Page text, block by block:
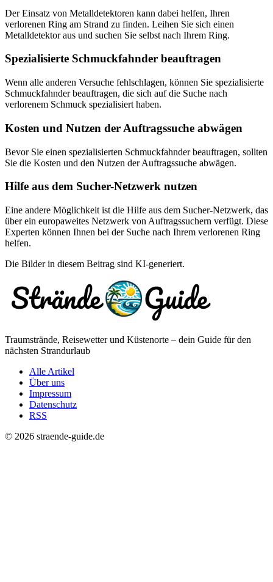
Der Einsatz von Metalldetektoren kann dabei helfen, Ihren
verlorenen Ring am Strand zu finden. Leihen Sie sich einen
Metalldetektor aus und suchen Sie selbst nach Ihrem Ring.
Spezialisierte Schmuckfahnder beauftragen
Wenn alle anderen Versuche fehlschlagen, können Sie spezialisierte
Schmuckfahnder beauftragen, die sich auf die Suche nach
verlorenem Schmuck spezialisiert haben.
Kosten und Nutzen der Auftragssuche abwägen
Bevor Sie einen spezialisierten Schmuckfahnder beauftragen, sollten
Sie die Kosten und den Nutzen der Auftragssuche abwägen.
Hilfe aus dem Sucher-Netzwerk nutzen
Eine andere Möglichkeit ist die Hilfe aus dem Sucher-Netzwerk, das
über ein europaweites Netzwerk von Auftragssuchern verfügt. Diese
Experten können Ihnen bei der Suche nach Ihrem verlorenen Ring
helfen.
Die Bilder in diesem Beitrag sind KI-generiert.
Traumstrände, Reisewetter und Küstenorte – dein Guide für den
nächsten Strandurlaub
Alle Artikel
Über uns
Impressum
Datenschutz
RSS
© 2026 straende-guide.de